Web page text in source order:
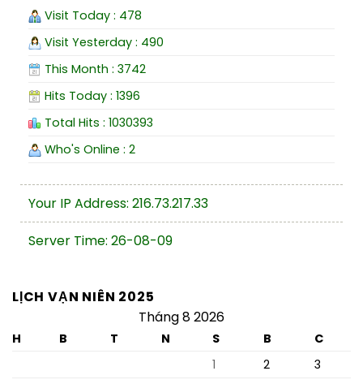
Visit Today : 478
Visit Yesterday : 490
This Month : 3742
Hits Today : 1396
Total Hits : 1030393
Who's Online : 2
Your IP Address: 216.73.217.33
Server Time: 26-08-09
LỊCH VẠN NIÊN 2025
Tháng 8 2026
H B T N S B
C
1
2
3